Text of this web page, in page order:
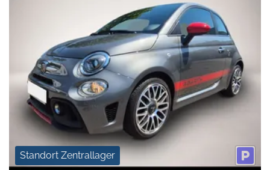
Standort Zentrallager